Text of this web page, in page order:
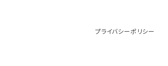
プライバシーポリシー